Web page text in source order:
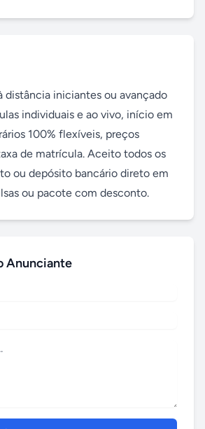
distância iniciantes ou avançado
individuais e ao vivo, início em
100% flexíveis, preços
de matrícula. Aceito todos os
ou depósito bancário direto em
ou pacote com desconto.
Anunciante